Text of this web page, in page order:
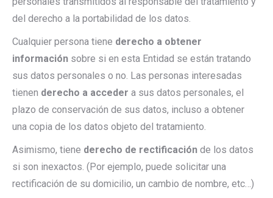
del derecho a la portabilidad de los datos.
Cualquier persona tiene derecho a obtener
información sobre si en esta Entidad se están tratando
sus datos personales o no. Las personas interesadas
tienen derecho a acceder a sus datos personales, el
plazo de conservación de sus datos, incluso a obtener
una copia de los datos objeto del tratamiento.
Asimismo, tiene derecho de rectificación de los datos
si son inexactos. (Por ejemplo, puede solicitar una
rectificación de su domicilio, un cambio de nombre, etc…)